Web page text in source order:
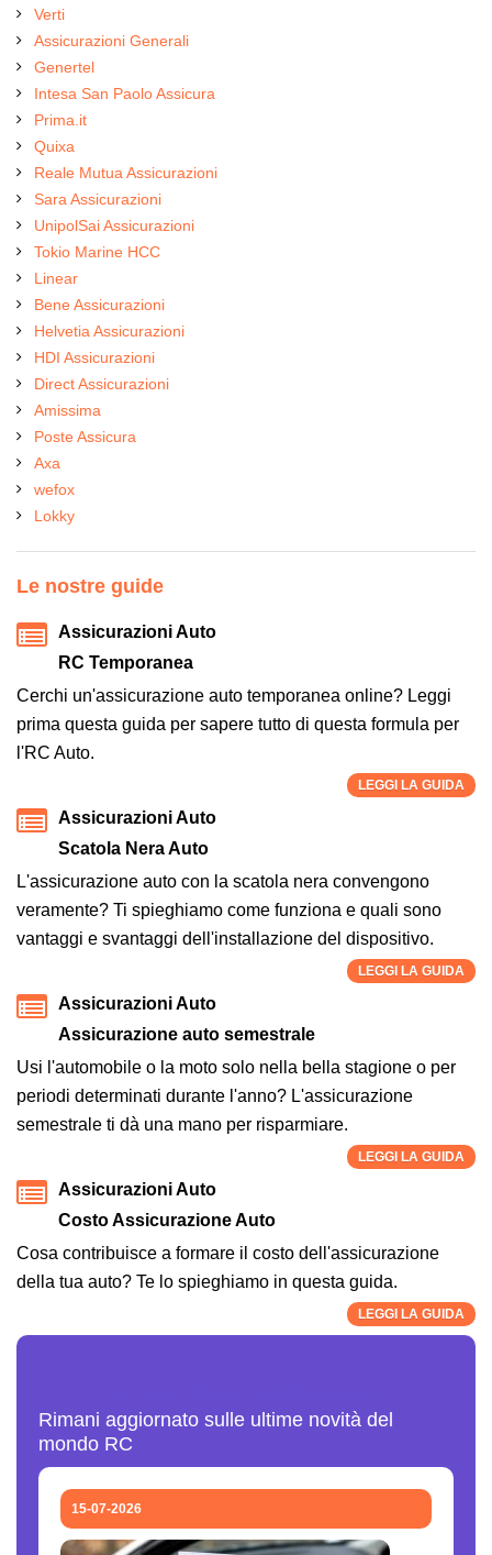
Verti
Assicurazioni Generali
Genertel
Intesa San Paolo Assicura
Prima.it
Quixa
Reale Mutua Assicurazioni
Sara Assicurazioni
UnipolSai Assicurazioni
Tokio Marine HCC
Linear
Bene Assicurazioni
Helvetia Assicurazioni
HDI Assicurazioni
Direct Assicurazioni
Amissima
Poste Assicura
Axa
wefox
Lokky
Le nostre guide
Assicurazioni Auto
RC Temporanea
Cerchi un'assicurazione auto temporanea online? Leggi
prima questa guida per sapere tutto di questa formula per
l'RC Auto.
LEGGI LA GUIDA
Assicurazioni Auto
Scatola Nera Auto
L'assicurazione auto con la scatola nera convengono
veramente? Ti spieghiamo come funziona e quali sono
vantaggi e svantaggi dell'installazione del dispositivo.
LEGGI LA GUIDA
Assicurazioni Auto
Assicurazione auto semestrale
Usi l'automobile o la moto solo nella bella stagione o per
periodi determinati durante l'anno? L'assicurazione
semestrale ti dà una mano per risparmiare.
LEGGI LA GUIDA
Assicurazioni Auto
Costo Assicurazione Auto
Cosa contribuisce a formare il costo dell'assicurazione
della tua auto? Te lo spieghiamo in questa guida.
LEGGI LA GUIDA
Rimani aggiornato sulle ultime novità del
mondo RC
15-07-2026